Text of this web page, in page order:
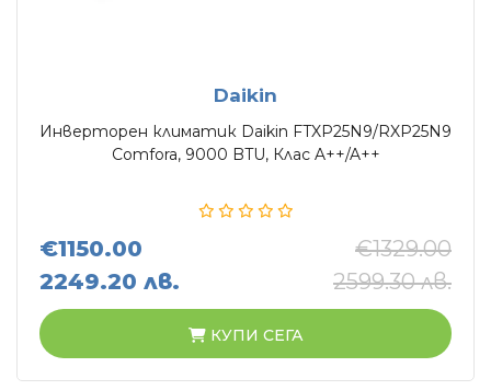
Daikin
Инверторен климатик Daikin FTXP25N9/RXP25N9
Comfora, 9000 BTU, Клас A++/A++
€1150.00
2249.20 лв.
€1329.00
2599.30 лв.
КУПИ СЕГА